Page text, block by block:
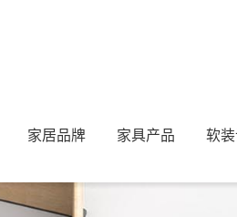
家居品牌 家具产品 软
FRAU—Trust Cabinet 边柜